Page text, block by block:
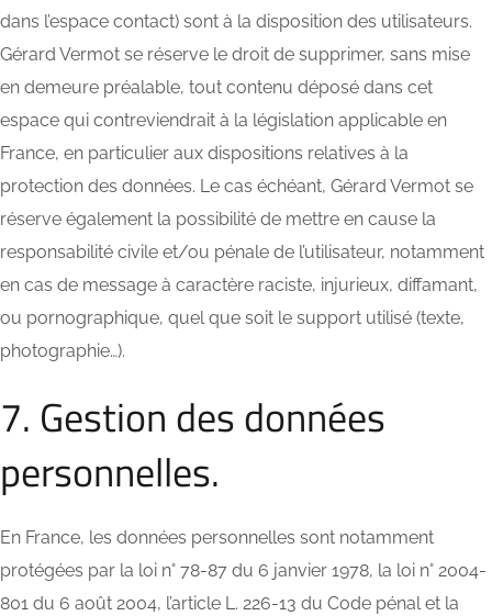
dans l’espace contact) sont à la disposition des utilisateurs.
Gérard Vermot se réserve le droit de supprimer, sans mise
en demeure préalable, tout contenu déposé dans cet
espace qui contreviendrait à la législation applicable en
France, en particulier aux dispositions relatives à la
protection des données. Le cas échéant, Gérard Vermot se
réserve également la possibilité de mettre en cause la
responsabilité civile et/ou pénale de l’utilisateur, notamment
en cas de message à caractère raciste, injurieux, diffamant,
ou pornographique, quel que soit le support utilisé (texte,
photographie…).
7. Gestion des données
personnelles.
En France, les données personnelles sont notamment
protégées par la loi n° 78-87 du 6 janvier 1978, la loi n° 2004-
801 du 6 août 2004, l’article L. 226-13 du Code pénal et la